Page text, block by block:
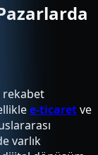
rekabet
e-ticaretve
varlık